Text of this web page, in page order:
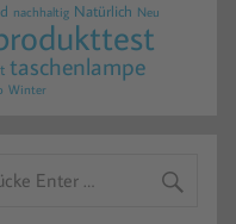
nachhaltig Natürlich Neu
taschenlampe
Winter